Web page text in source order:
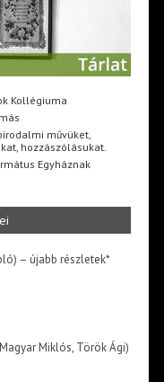
Kollégiuma
művüket,
hozzászólásukat.
Egyháznak
– újabb részletek*
Miklós, Török Ági)